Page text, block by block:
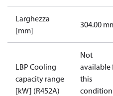
Larghezza
[mm]
304.00
LBP Cooling
capacity range
[kW] (R452A)
Not
available
this